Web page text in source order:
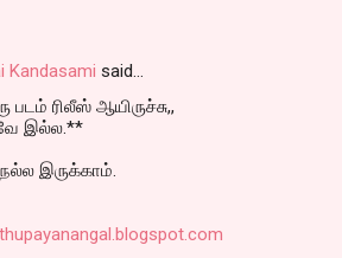
Kandasami said…
படம் ரிலீஸ் ஆயிருச்சு,,
இல்ல.**
இருக்காம்.